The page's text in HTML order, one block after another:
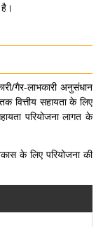
है।
गैर-लाभकारी अनुसंधान
वित्तीय सहायता के लिए
परियोजना लागत के
के लिए परियोजना की